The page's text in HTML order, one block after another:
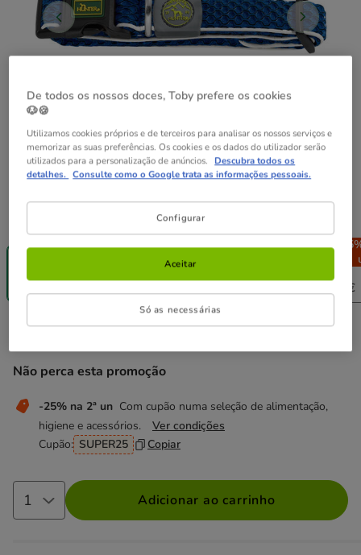
-25% na 2ª
-25% na 2ª
un.
-25% na 2ª
-
20.99€
Não perca esta promoção
-25% na 2ª un Com cupão numa seleção de alimentação,
higiene e acessórios.
Ver condições
Cupão: SUPER25 Copiar
Preço 16.99€
16.99€
Adicionar ao carrinho
De todos os nossos doces, Toby prefere os cookies
🐶🍪
Utilizamos cookies próprios e de terceiros para analisar os nossos serviços e
memorizar as suas preferências. Os cookies e os dados do utilizador serão
utilizados para a personalização de anúncios. Descubra todos os
detalhes. Consulte como o Google trata as informações pessoais.
Configurar
Só as necessárias
Aceitar